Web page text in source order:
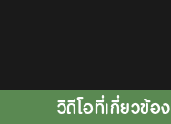
วิดีโอที่เกี่ยวข้อง